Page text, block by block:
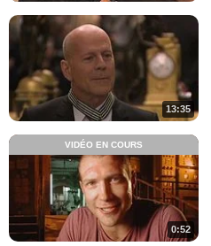
13:35
0:52
VIDÉO EN COURS